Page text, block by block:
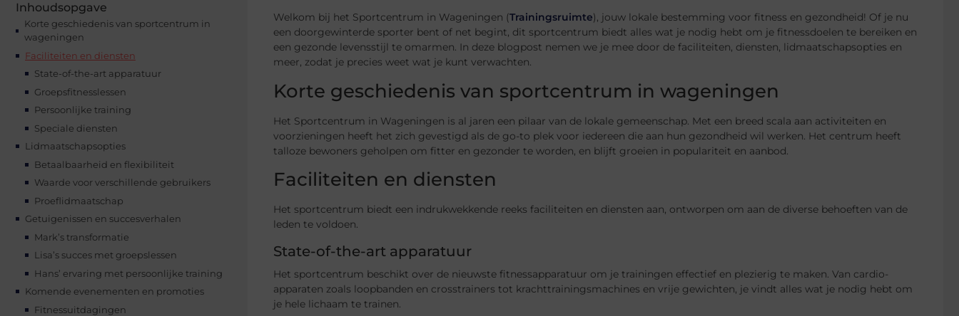
Inhoudsopgave
Korte geschiedenis van sportcentrum in
wageningen
Faciliteiten en diensten
State-of-the-art apparatuur
Groepsfitnesslessen
Persoonlijke training
Speciale diensten
Lidmaatschapsopties
Betaalbaarheid en flexibiliteit
Waarde voor verschillende gebruikers
Proeflidmaatschap
Getuigenissen en succesverhalen
Mark’s transformatie
Lisa’s succes met groepslessen
Hans’ ervaring met persoonlijke training
Komende evenementen en promoties
Fitnessuitdagingen
Welkom bij het Sportcentrum in Wageningen (Trainingsruimte), jouw lokale bestemming voor fitness en gezondheid! Of je nu
een doorgewinterde sporter bent of net begint, dit sportcentrum biedt alles wat je nodig hebt om je fitnessdoelen te bereiken en
een gezonde levensstijl te omarmen. In deze blogpost nemen we je mee door de faciliteiten, diensten, lidmaatschapsopties en
meer, zodat je precies weet wat je kunt verwachten.
Korte geschiedenis van sportcentrum in wageningen
Het Sportcentrum in Wageningen is al jaren een pilaar van de lokale gemeenschap. Met een breed scala aan activiteiten en
voorzieningen heeft het zich gevestigd als de go-to plek voor iedereen die aan hun gezondheid wil werken. Het centrum heeft
talloze bewoners geholpen om fitter en gezonder te worden, en blijft groeien in populariteit en aanbod.
Faciliteiten en diensten
Het sportcentrum biedt een indrukwekkende reeks faciliteiten en diensten aan, ontworpen om aan de diverse behoeften van de
leden te voldoen.
State-of-the-art apparatuur
Het sportcentrum beschikt over de nieuwste fitnessapparatuur om je trainingen effectief en plezierig te maken. Van cardio-
apparaten zoals loopbanden en crosstrainers tot krachttrainingsmachines en vrije gewichten, je vindt alles wat je nodig hebt om
je hele lichaam te trainen.